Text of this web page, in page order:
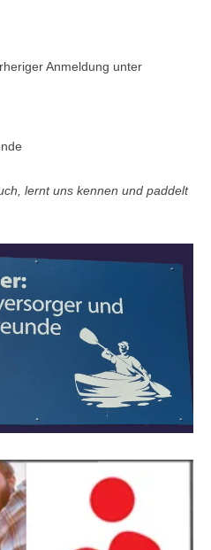
Anmeldung unter
lernt uns kennen und paddelt